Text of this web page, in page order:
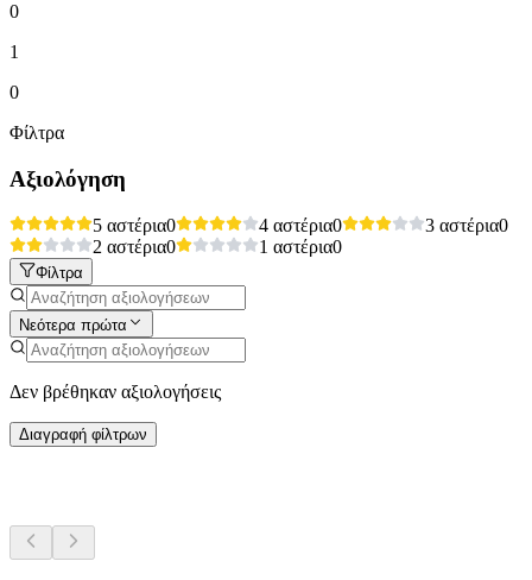
0
1
0
Φίλτρα
Αξιολόγηση
5 αστέρια0 4 αστέρια0 3 αστέρια0
2 αστέρια0 1 αστέρια0
Φίλτρα
Νεότερα πρώτα
Δεν βρέθηκαν αξιολογήσεις
Διαγραφή φίλτρων